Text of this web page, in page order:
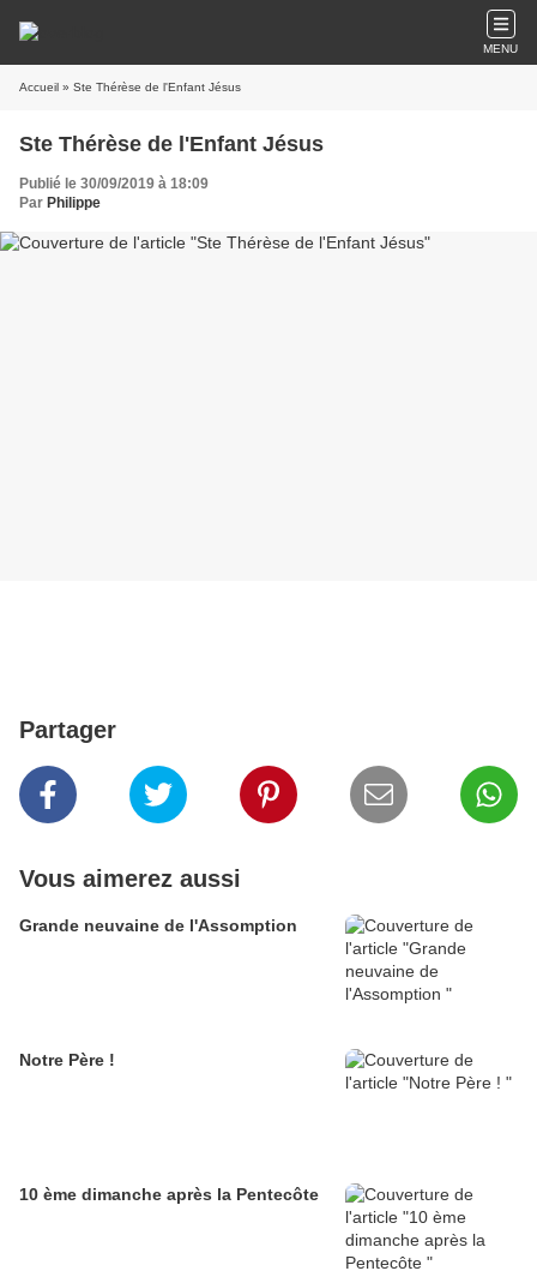
MENU
Accueil » Ste Thérèse de l'Enfant Jésus
Ste Thérèse de l'Enfant Jésus
Publié le 30/09/2019 à 18:09
Par Philippe
Partager
Vous aimerez aussi
Grande neuvaine de l'Assomption
Notre Père !
10 ème dimanche après la Pentecôte